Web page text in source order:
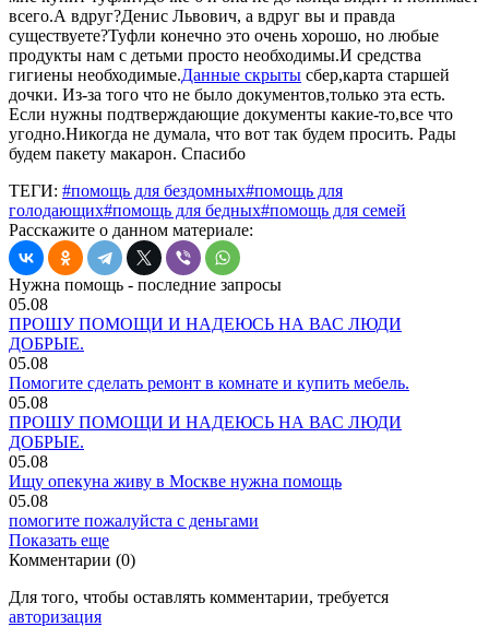
всего.А вдруг?Денис Львович, а вдруг вы и правда
существуете?Туфли конечно это очень хорошо, но любые
продукты нам с детьми просто необходимы.И средства
гигиены необходимые.Данные скрыты сбер,карта старшей
дочки. Из-за того что не было документов,только эта есть.
Если нужны подтверждающие документы какие-то,все что
угодно.Никогда не думала, что вот так будем просить. Рады
будем пакету макарон. Спасибо
ТЕГИ: #помощь для бездомных#помощь для
голодающих#помощь для бедных#помощь для семей
Расскажите о данном материале:
Нужна помощь - последние запросы
05.08
ПРОШУ ПОМОЩИ И НАДЕЮСЬ НА ВАС ЛЮДИ
ДОБРЫЕ.
05.08
Помогите сделать ремонт в комнате и купить мебель.
05.08
ПРОШУ ПОМОЩИ И НАДЕЮСЬ НА ВАС ЛЮДИ
ДОБРЫЕ.
05.08
Ищу опекуна живу в Москве нужна помощь
05.08
помогите пожалуйста с деньгами
Показать еще
Комментарии (0)
Для того, чтобы оставлять комментарии, требуется
авторизация